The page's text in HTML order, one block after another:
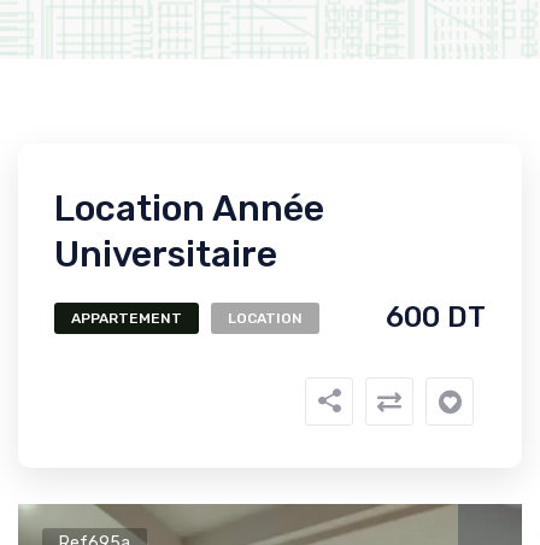
Location Année
Universitaire
APPARTEMENT LOCATION 600 DT